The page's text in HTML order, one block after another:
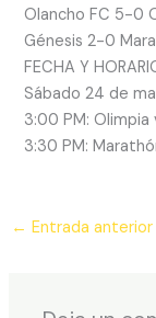
Olancho FC 5-0
Génesis 2-0
FECHA Y
Sábado 24 de
3:00 PM: Olimpia
3:30 PM:
← Entrada anterior